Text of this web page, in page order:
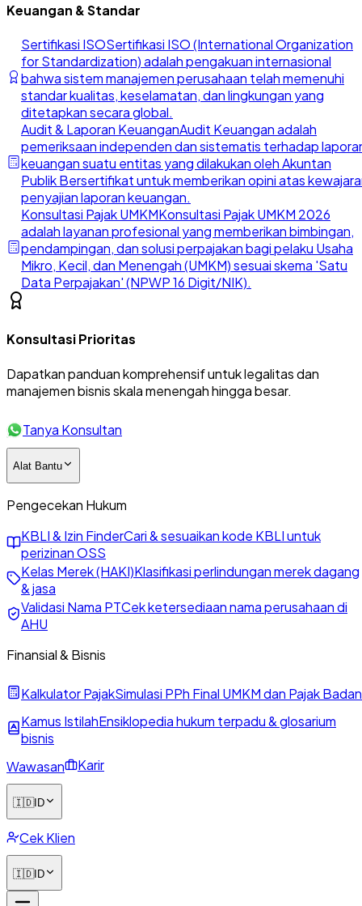
Keuangan & Standar
Sertifikasi ISOSertifikasi ISO (International Organization
for Standardization) adalah pengakuan internasional
bahwa sistem manajemen perusahaan telah memenuhi
standar kualitas, keselamatan, dan lingkungan yang
ditetapkan secara global.
Audit & Laporan KeuanganAudit Keuangan adalah
pemeriksaan independen dan sistematis terhadap
keuangan suatu entitas yang dilakukan oleh Akuntan
Publik Bersertifikat untuk memberikan opini atas
penyajian laporan keuangan.
Konsultasi Pajak UMKMKonsultasi Pajak UMKM 2026
adalah layanan profesional yang memberikan bimbingan,
pendampingan, dan solusi perpajakan bagi pelaku Usaha
Mikro, Kecil, dan Menengah (UMKM) sesuai skema 'Satu
Data Perpajakan' (NPWP 16 Digit/NIK).
Konsultasi Prioritas
Dapatkan panduan komprehensif untuk legalitas dan
manajemen bisnis skala menengah hingga besar.
Tanya Konsultan
Alat Bantu
Pengecekan Hukum
KBLI & Izin FinderCari & sesuaikan kode KBLI untuk
perizinan OSS
Kelas Merek (HAKI)Klasifikasi perlindungan merek dagang
& jasa
Validasi Nama PTCek ketersediaan nama perusahaan di
AHU
Finansial & Bisnis
Kalkulator PajakSimulasi PPh Final UMKM dan Pajak Badan
Kamus IstilahEnsiklopedia hukum terpadu & glosarium
bisnis
Wawasan
Karir
🇮🇩ID
Cek Klien
🇮🇩ID